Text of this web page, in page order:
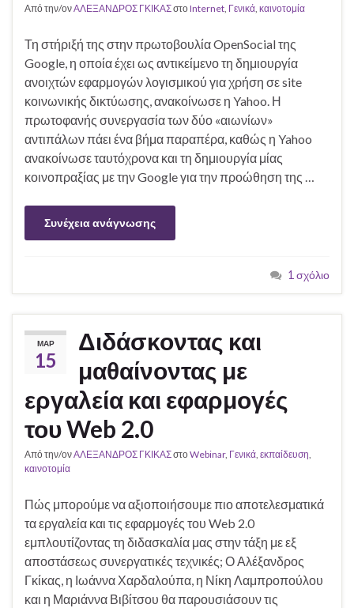
Από την/ονΑΛΕΞΑΝΔΡΟΣ ΓΚΙΚΑΣστοInternet, Γενικά, καινοτομία
Τη στήριξή της στην πρωτοβουλία OpenSocial της
Google, η οποία έχει ως αντικείμενο τη δημιουργία
ανοιχτών εφαρμογών λογισμικού για χρήση σε site
κοινωνικής δικτύωσης, ανακοίνωσε η Yahoo. Η
πρωτοφανής συνεργασία των δύο «αιωνίων»
αντιπάλων πάει ένα βήμα παραπέρα, καθώς η Yahoo
ανακοίνωσε ταυτόχρονα και τη δημιουργία μίας
κοινοπραξίας με την Google για την προώθηση της …
Συνέχεια ανάγνωσης
1 σχόλιο
ΜΑΡ
15
Διδάσκοντας και
μαθαίνοντας με
εργαλεία και εφαρμογές
του Web 2.0
Από την/ονΑΛΕΞΑΝΔΡΟΣ ΓΚΙΚΑΣστοWebinar, Γενικά, εκπαίδευση,
καινοτομία
Πώς μπορούμε να αξιοποιήσουμε πιο αποτελεσματικά
τα εργαλεία και τις εφαρμογές του Web 2.0
εμπλουτίζοντας τη διδασκαλία μας στην τάξη με εξ
αποστάσεως συνεργατικές τεχνικές; Ο Αλέξανδρος
Γκίκας, η Ιωάννα Χαρδαλούπα, η Νίκη Λαμπροπούλου
και η Μαριάννα Βιβίτσου θα παρουσιάσουν τις